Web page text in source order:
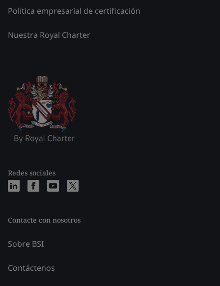
Política empresarial de certificación
Nuestra Royal Charter
Redes sociales
Contacte con nosotros
Sobre BSI
Contáctenos